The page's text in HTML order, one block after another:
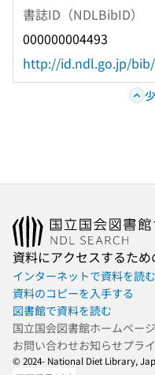
書誌ID（NDLBibID）
000000004493
http://id.ndl.go.jp/bib/
資料にアクセスするた
インターネットで資料を読む
資料のコピーを入手する
図書館で資料を読む
国立国会図書館ホームページ
お問い合わせお知らせプラ
© 2024- National Diet Library,